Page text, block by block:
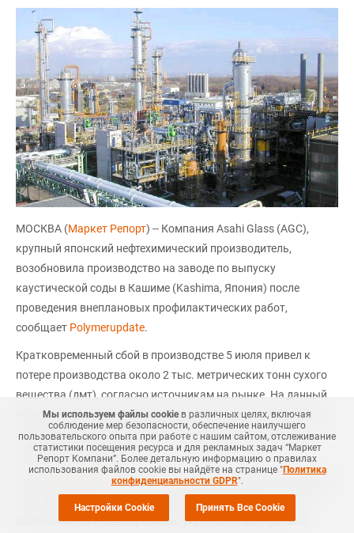
МОСКВА (Маркет Репорт) -- Компания Asahi Glass (AGC),
крупный японский нефтехимический производитель,
возобновила производство на заводе по выпуску
каустической соды в Кашиме (Kashima, Япония) после
проведения внеплановых профилактических работ,
сообщает Polymerupdate.
Кратковременный сбой в производстве 5 июля привел к
потере производства около 2 тыс. метрических тонн сухого
вещества (дмт), согласно источникам на рынке. На данный
момент производство мощностью 325 тыс. тонн каустика в
год было возобновлено и работает в обычном режиме,
добавили источники.
сообщалось, что AGC, ранее известный как Asahi Glass
Co, интегрирует свои хлорщелочные производства в Юго-
Восточной Азии, одновременно укрепляя партнерство с
Мы используем файлы cookie в различных целях, включая
соблюдение мер безопасности, обеспечение наилучшего
пользовательского опыта при работе с нашим сайтом, отслеживание
статистики посещения ресурса и для рекламных задач “Маркет
Репорт Компани”. Более детальную информацию о правилах
использования файлов cookie вы найдёте на странице "Политика
конфиденциальности GDPR".
Настройки Cookie Принять Все Cookie